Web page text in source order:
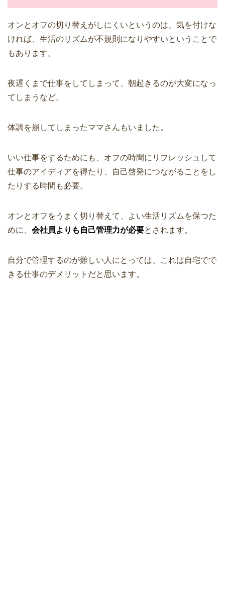
オンとオフの切り替えがしにくいというのは、気を付けな
ければ、生活のリズムが不規則になりやすいということで
もあります。
夜遅くまで仕事をしてしまって、朝起きるのが大変になっ
てしまうなど。
体調を崩してしまったママさんもいました。
いい仕事をするためにも、オフの時間にリフレッシュして
仕事のアイディアを得たり、自己啓発につながることをし
たりする時間も必要。
オンとオフをうまく切り替えて、よい生活リズムを保つた
めに、 会社員よりも自己管理力が必要とされます。
自分で管理するのが難しい人にとっては、これは自宅でで
きる仕事のデメリットだと思います。